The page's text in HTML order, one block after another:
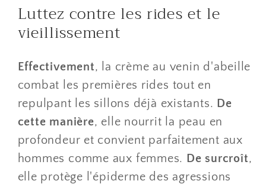
​Luttez contre les rides et le
vieillissement
Effectivement, la crème au venin d'abeille
combat les premières rides tout en
repulpant les sillons déjà existants. De
cette manière, elle nourrit la peau en
profondeur et convient parfaitement aux
hommes comme aux femmes. De surcroît,
elle protège l'épiderme des agressions